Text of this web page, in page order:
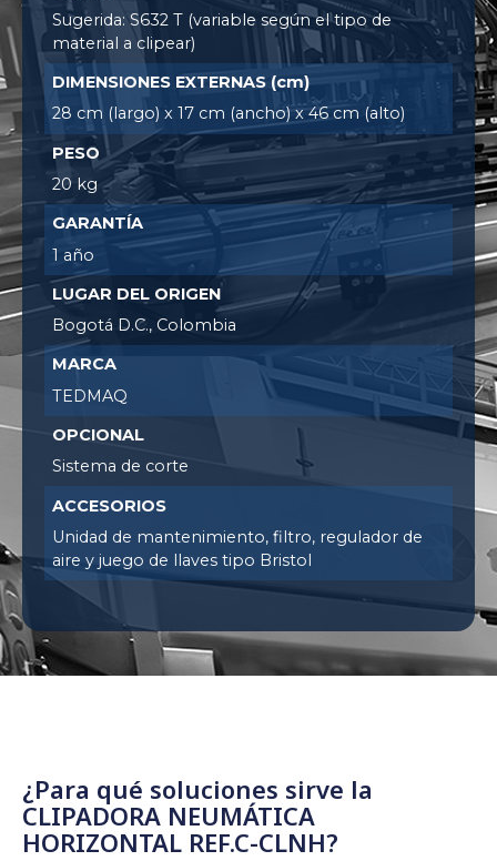
Sugerida: S632 T (variable según el tipo de
material a clipear)
DIMENSIONES EXTERNAS (cm)
28 cm (largo) x 17 cm (ancho) x 46 cm (alto)
PESO
20 kg
GARANTÍA
1 año
LUGAR DEL ORIGEN
Bogotá D.C., Colombia
MARCA
TEDMAQ
OPCIONAL
Sistema de corte
ACCESORIOS
Unidad de mantenimiento, filtro, regulador de
aire y juego de llaves tipo Bristol
¿Para qué soluciones sirve la
CLIPADORA NEUMÁTICA
HORIZONTAL REF.C-CLNH?